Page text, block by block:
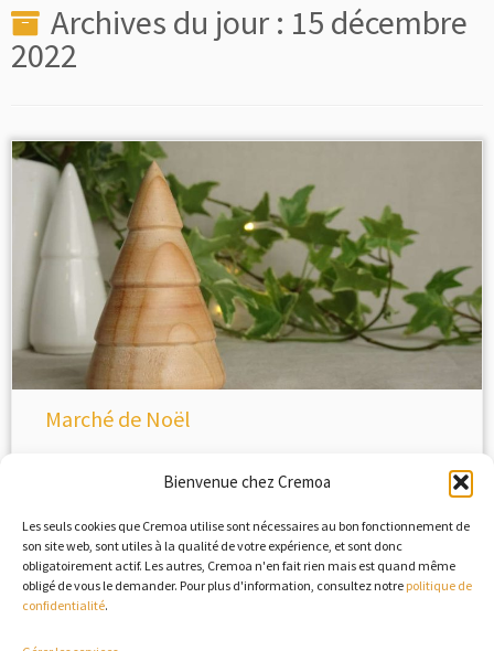
Bienvenue chez Cremoa
Les seuls cookies que Cremoa utilise sont nécessaires au bon fonctionnement de
son site web, sont utiles à la qualité de votre expérience, et sont donc
obligatoirement actif. Les autres, Cremoa n'en fait rien mais est quand même
obligé de vous le demander. Pour plus d'information, consultez notre politique de
confidentialité.
Archives du jour : 15 décembre
2022
Marché de Noël